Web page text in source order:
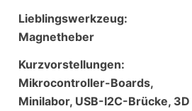
Lieblingswerkzeug:
Magnetheber
Kurzvorstellungen:
Mikrocontroller-Boards,
Minilabor, USB-I2C-Brücke, 3D